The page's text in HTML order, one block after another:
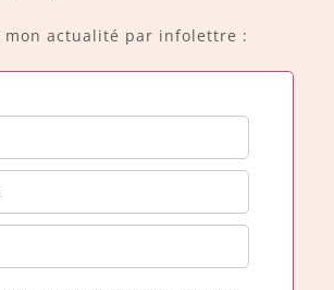
mon actualité par infolettre :